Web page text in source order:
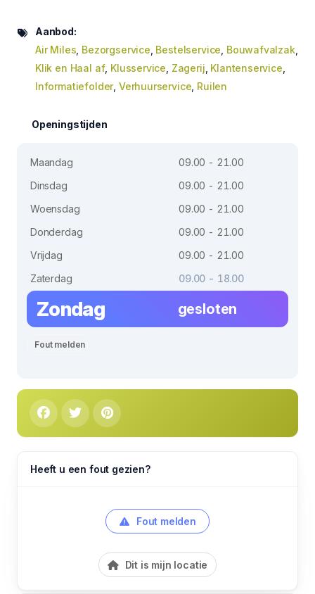
Aanbod:
Air Miles Bezorgservice Bestelservice Bouwafvalzak,
Klik en Haal af, Klusservice Zagerij Klantenservice
Informatiefolder, Verhuurservice Ruilen
Openingstijden
Maandag
09.00 - 21.00
Dinsdag
09.00 - 21.00
Woensdag
09.00 - 21.00
Donderdag
09.00 - 21.00
Vrijdag
09.00 - 21.00
Zaterdag
09.00 - 18.00
Zondag gesloten
Fout melden
Heeft u een fout gezien?
Fout melden
Dit is mijn locatie